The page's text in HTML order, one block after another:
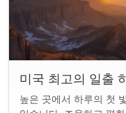
미국 최고의 일출
높은 곳에서 하루의 첫